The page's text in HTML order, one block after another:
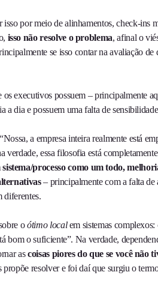
por meio de alinhamentos, check-ins
isso não resolve o problema, afinal o
se isso contar na avaliação de
os executivos possuem – principalmente
a dia e possuem uma falta de
a empresa inteira realmente está
verdade, essa filosofia está
processo como um todo,
– principalmente com a falta de
diferentes.
oótimo localem sistemas
bom o suficiente”. Na verdade,
ascoisas piores do que se você não
propõe resolver e foi daí que surgiu o